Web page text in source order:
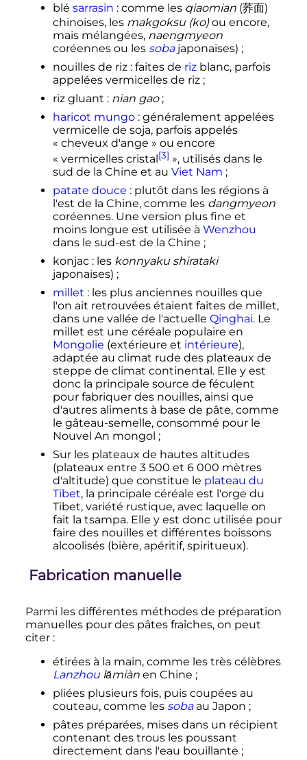
blé sarrasin : comme les qiaomian(荞面)
chinoises, les makgoksu (ko)ou encore,
mais mélangées, naengmyeon
coréennes ou les sobajaponaises) ;
nouilles de riz : faites de rizblanc, parfois
appelées vermicelles de riz ;
riz gluant : nian gao ;
haricot mungo : généralement appelées
vermicelle de soja, parfois appelés
« cheveux d'ange » ou encore
« vermicelles cristal [3] », utilisés dans le
sud de la Chine et au Viet Nam ;
patate douce : plutôt dans les régions à
l'est de la Chine, comme les dangmyeon
coréennes. Une version plus fine et
moins longue est utilisée à Wenzhou
dans le sud-est de la Chine ;
konjac : les konnyaku shirataki
japonaises) ;
millet : les plus anciennes nouilles que
l'on ait retrouvées étaient faites de millet,
dans une vallée de l'actuelle Qinghai. Le
millet est une céréale populaire en
Mongolie (extérieure et intérieure),
adaptée au climat rude des plateaux de
steppe de climat continental. Elle y est
donc la principale source de féculent
pour fabriquer des nouilles, ainsi que
d'autres aliments à base de pâte, comme
le gâteau-semelle, consommé pour le
Nouvel An mongol ;
Sur les plateaux de hautes altitudes
(plateaux entre 3 500 et 6 000 mètres
d'altitude) que constitue le plateau du
Tibet, la principale céréale est l'orge du
Tibet, variété rustique, avec laquelle on
fait la tsampa. Elle y est donc utilisée pour
faire des nouilles et différentes boissons
alcoolisés (bière, apéritif, spiritueux).
Fabrication manuelle
Parmi les différentes méthodes de préparation
manuelles pour des pâtes fraîches, on peut
citer :
étirées à la main, comme les très célèbres
Lanzhoulāmiànen Chine ;
pliées plusieurs fois, puis coupées au
couteau, comme les sobaau Japon ;
pâtes préparées, mises dans un récipient
contenant des trous les poussant
directement dans l'eau bouillante ;